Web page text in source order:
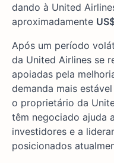
dando à United
aproximadamente
Após um período
da United Airlines se
apoiadas pela
demanda mais
o proprietário da
têm negociado ajuda
investidores e a
posicionados